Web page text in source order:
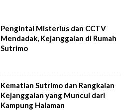
Pengintai Misterius dan CCTV
Mendadak, Kejanggalan di Rumah
Sutrimo
Kematian Sutrimo dan Rangkaian
Kejanggalan yang Muncul dari
Kampung Halaman